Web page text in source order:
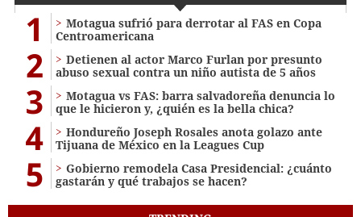
1
Motagua sufrió para derrotar al FAS en Copa
Centroamericana
2
Detienen al actor Marco Furlan por presunto
abuso sexual contra un niño autista de 5 años
3
Motagua vs FAS: barra salvadoreña denuncia lo
que le hicieron y, ¿quién es la bella chica?
4
Hondureño Joseph Rosales anota golazo ante
Tijuana de México en la Leagues Cup
5
Gobierno remodela Casa Presidencial: ¿cuánto
gastarán y qué trabajos se hacen?